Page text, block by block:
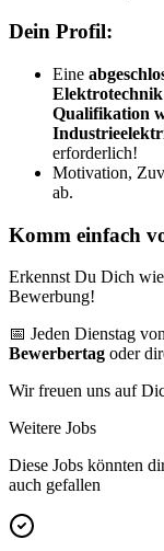
Dein Profil:
Eine
Elektrotechnik
Qualifikation
erforderlich!
Motivation,
ab.
Komm einfach
Erkennst Du Dich
Bewerbung!
📅 Jeden Dienstag
Bewerbertag oder
Wir freuen uns auf
Weitere Jobs
Diese Jobs könnten
auch gefallen